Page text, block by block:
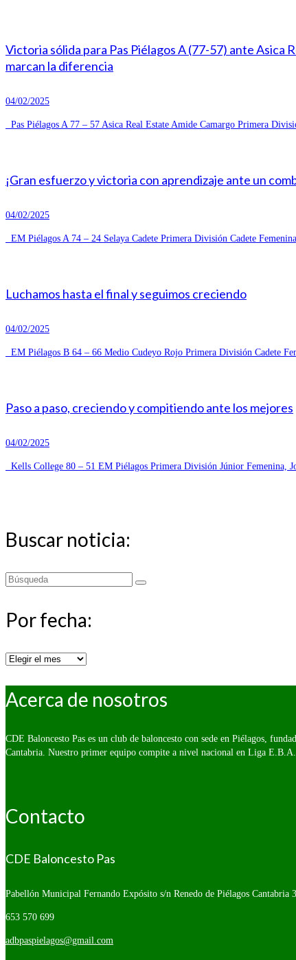
Victoria sólida para Pas Piélagos A (77-57) ante Asica
marcan la diferencia
04/02/2025
Pas Piélagos A 77 – 57 Asica Real Estate Amide Camargo Primera
¡Gran esfuerzo y victoria con aprendizaje ante un
04/02/2025
EM Piélagos A 74 – 24 Selaya Cadete Primera División Cadete
Luchamos hasta el final y seguimos creciendo
04/02/2025
EM Piélagos B 64 – 66 Medio Cudeyo Rojo Primera División Cadete
Paso a paso, creciendo y compitiendo ante los mejores
04/02/2025
Kells College 80 – 51 EM Piélagos Primera División Júnior Femenina,
Buscar noticia:
Buscar
Por fecha:
Por
Acerca de nosotros
CDE Baloncesto Pas es un club de baloncesto con sede en Piélagos,
Cantabria. Nuestro primer equipo compite a nivel nacional en Liga E.B.A.
Contacto
CDE Baloncesto Pas
Pabellón Municipal Fernando Expósito s/n Renedo de Piélagos Cantabria
653 570 699
adbpaspielagos@gmail.com